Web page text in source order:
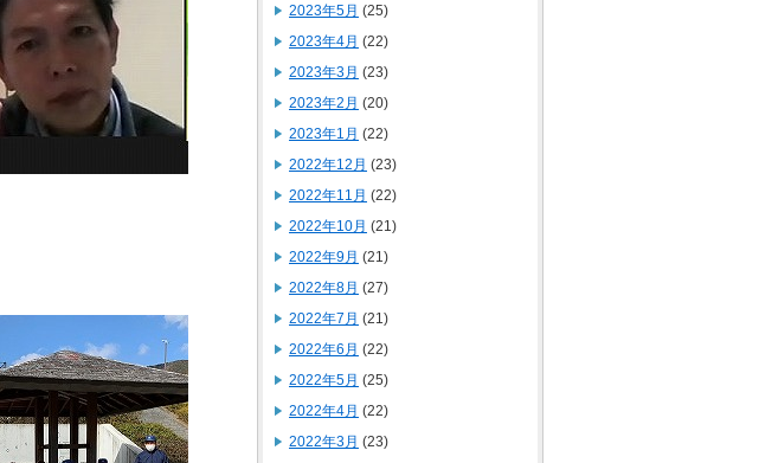
2023年5月 (25)
2023年4月 (22)
2023年3月 (23)
2023年2月 (20)
2023年1月 (22)
2022年12月 (23)
2022年11月 (22)
2022年10月 (21)
2022年9月 (21)
2022年8月 (27)
2022年7月 (21)
2022年6月 (22)
2022年5月 (25)
2022年4月 (22)
2022年3月 (23)